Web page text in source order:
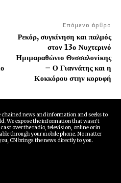
Επόμενο άρθρο
Ρεκόρ, συγκίνηση και παλμός
στον 13ο Νυχτερινό
Ημιμαραθώνιο Θεσσαλονίκης
– Ο Γιαννάτης και η
Κοκκόρου στην κορυφή
chained news and information and seeks to
We expose the information that wasn't
over the radio, television, online or in
through your mobile phone. No matter
CN brings the news directly to you.